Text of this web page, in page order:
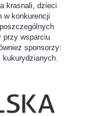
krasnali, dzieci
w konkurencji
przy wsparciu
sponsorzy:
kukurydzianych.